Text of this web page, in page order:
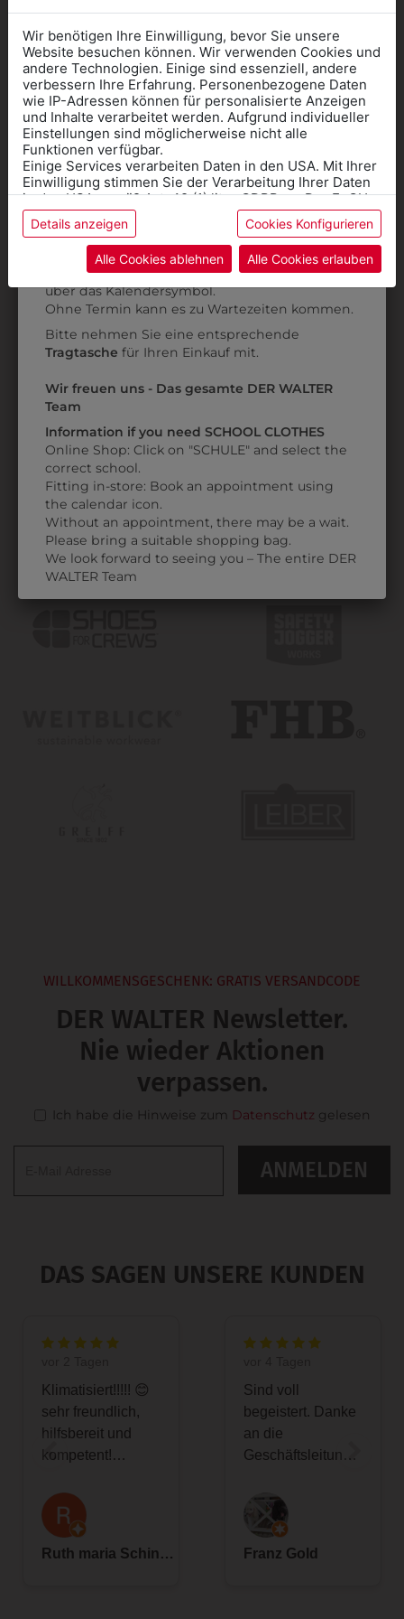
Riesige Auswahl lagernd
Individuelle Lösungen
WILLKOMMENSGESCHENK: GRATIS VERSANDCODE
DER WALTER Newsletter.
Nie wieder Aktionen
verpassen.
Ich habe die Hinweise zum Datenschutz gelesen
ANMELDEN
DAS SAGEN UNSERE KUNDEN
Klimatisiert!!!!! 😊
sehr freundlich,
hilfsbereit und
kompetent!
🥵👌🏻 zum
Abschied einen
saftigen 🍎 😁
Ruth maria Schinnerl
Sind voll
begeistert. Danke
an die
Geschäftsleitung.
gut aufgehoben.
Empfangen
wurden wir wie in
einem Hotel.
Franz Gold
Wir benötigen Ihre Einwilligung, bevor Sie unsere
Website besuchen können. Wir verwenden Cookies und
andere Technologien. Einige sind essenziell, andere
verbessern Ihre Erfahrung. Personenbezogene Daten
wie IP-Adressen können für personalisierte Anzeigen
und Inhalte verarbeitet werden. Aufgrund individueller
Einstellungen sind möglicherweise nicht alle
Funktionen verfügbar.
Einige Services verarbeiten Daten in den USA. Mit Ihrer
Einwilligung stimmen Sie der Verarbeitung Ihrer Daten
in den USA gemäß Art. 49 (1) lit. a GDPR zu. Der EuGH
stuft die USA als Land mit unzureichendem Datenschutz
ein, und es besteht das Risiko, dass US-Behörden
Daten ohne Klagemöglichkeit für Europäer überwachen.
Datenschutzerklärungbzw. im
Details anzeigen Cookies Konfigurieren
Alle Cookies ablehnen Alle Cookies erlauben
Informationen wenn Sie
Kleidung
für die SCHULE
benötigen
Online Shop: Klick auf SCHULE in der
Kategorie und die richtige Schule auswählen.
AnprobeVorort im Geschäft: Termin buchen
über das Kalendersymbol.
Ohne Termin kann es zu Wartezeiten kommen.
Bitte nehmen Sie eine entsprechende
Tragtasche für Ihren Einkauf mit.
Wir freuen uns - Das gesamte DER WALTER
Team
Information if you need SCHOOL CLOTHES
Online Shop: Click on "SCHULE" and select the
correct school.
Fitting in-store: Book an appointment using
the calendar icon.
Without an appointment, there may be a wait.
Please bring a suitable shopping bag.
We look forward to seeing you – The entire DER
WALTER Team